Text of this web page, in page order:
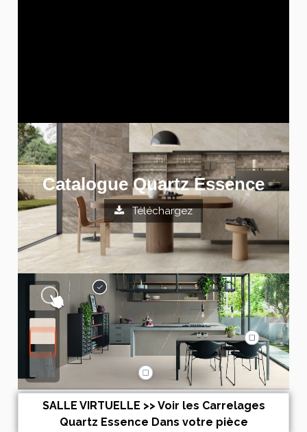
Catalogue Quartz Essence
Téléchargez
SALLE VIRTUELLE >> Voir les Carrelages
Quartz Essence Dans votre pièce